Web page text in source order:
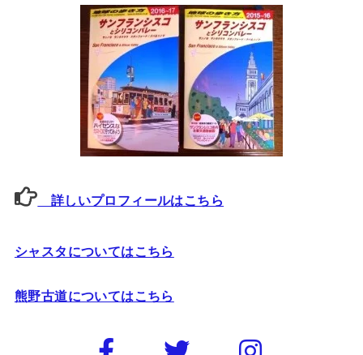
詳しいプロフィールはこちら
シャスタについてはこちら
熊野古道についてはこちら